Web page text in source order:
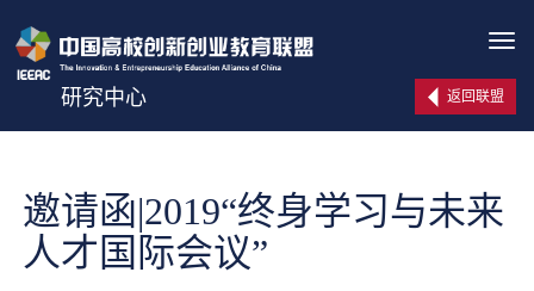
研究中心
返回联盟
邀请函|2019“终身学习与未来
人才国际会议”